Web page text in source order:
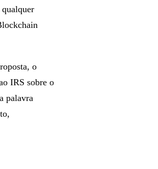
o
IRS sobre o
palavra